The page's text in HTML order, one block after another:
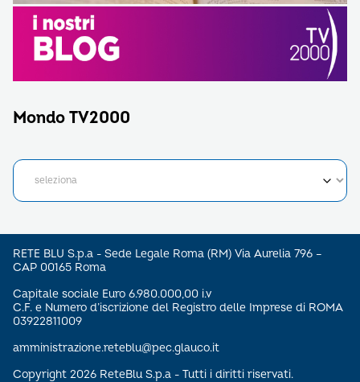
Mondo TV2000
RETE BLU S.p.a - Sede Legale Roma (RM) Via Aurelia 796 –
CAP 00165 Roma
Capitale sociale Euro 6.980.000,00 i.v
C.F. e Numero d’iscrizione del Registro delle Imprese di ROMA
03922811009
amministrazione.reteblu@pec.glauco.it
Copyright 2026 ReteBlu S.p.a - Tutti i diritti riservati.